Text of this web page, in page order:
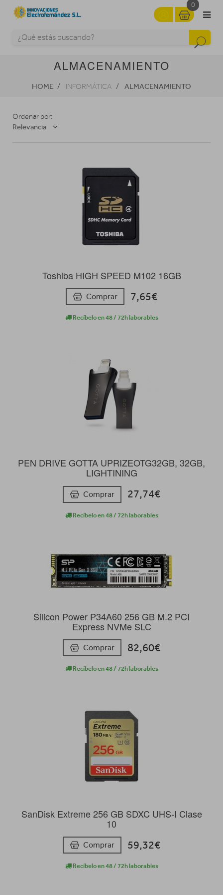
0
ALMACENAMIENTO
HOME INFORMÁTICA ALMACENAMIENTO
Ordenar por:
Relevancia
Toshiba HIGH SPEED M102 16GB
Comprar 7,65€
Recíbelo en 48 / 72h laborables
PEN DRIVE GOTTA UPRIZEOTG32GB, 32GB,
LIGHTINING
Comprar 27,74€
Recíbelo en 48 / 72h laborables
Silicon Power P34A60 256 GB M.2 PCI
Express NVMe SLC
Comprar 82,60€
Recíbelo en 48 / 72h laborables
SanDisk Extreme 256 GB SDXC UHS-I Clase
10
Comprar 59,32€
Recíbelo en 48 / 72h laborables